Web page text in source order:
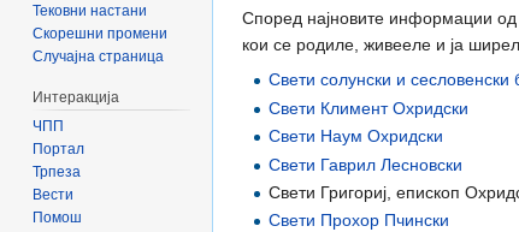
Според најновите информации
кои се родиле, живееле и ја
Свети солунски и
Свети Климент Охридски
Свети Наум Охридски
Свети Гаврил Лесновски
Свети Григориј, епископ
Свети Прохор Пчински
Тековни настани
Скорешни промени
Случајна страница
Интеракција
ЧПП
Портал
Трпеза
Вести
Помош